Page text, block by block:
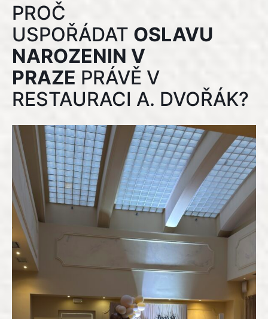
PROČ
USPOŘÁDAT OSLAVU
NAROZENIN V
PRAZE PRÁVĚ V
RESTAURACI A. DVOŘÁK?